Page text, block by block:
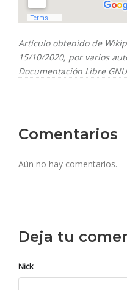
Artículo obtenido de
15/10/2020, por varios
Documentación Libre GNU
Comentarios
Aún no hay comentarios.
Deja tu
Nick